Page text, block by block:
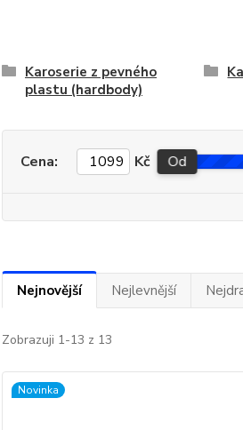
Karoserie z pevného
plastu (hardbody)
Cena: Kč Od
Nejnovější Nejlevnější
Zobrazuji 1-13 z 13
Novinka